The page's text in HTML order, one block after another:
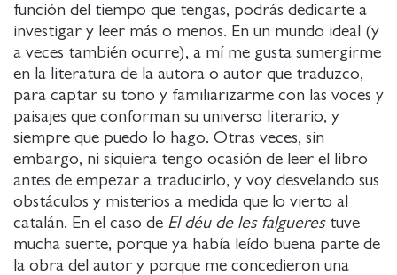
función del tiempo que tengas, podrás dedicarte a
investigar y leer más o menos. En un mundo ideal (y
a veces también ocurre), a mí me gusta sumergirme
en la literatura de la autora o autor que traduzco,
para captar su tono y familiarizarme con las voces y
paisajes que conforman su universo literario, y
siempre que puedo lo hago. Otras veces, sin
embargo, ni siquiera tengo ocasión de leer el libro
antes de empezar a traducirlo, y voy desvelando sus
obstáculos y misterios a medida que lo vierto al
catalán. En el caso de El déu de les falguerestuve
mucha suerte, porque ya había leído buena parte de
la obra del autor y porque me concedieron una